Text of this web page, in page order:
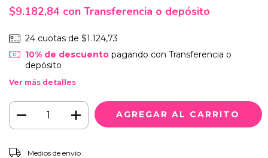
$9.182,84 con Transferencia o depósito
24 cuotas de $1.124,73
10% de descuentopagando con Transferencia o
depósito
Ver más detalles
Entregas para el CP:
Medios de envío